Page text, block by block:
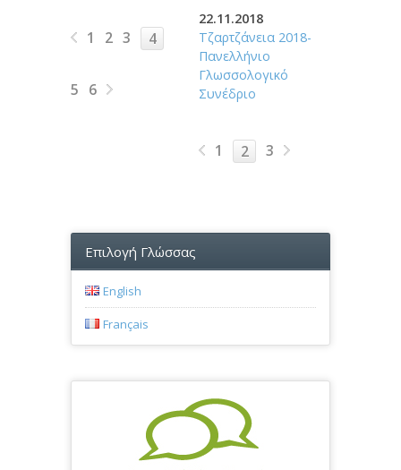
1 2 3 4
5 6
22.11.2018
Τζαρτζάνεια 2018-
Πανελλήνιο
Γλωσσολογικό
Συνέδριο
1 2 3
Επιλογή Γλώσσας
English
Français